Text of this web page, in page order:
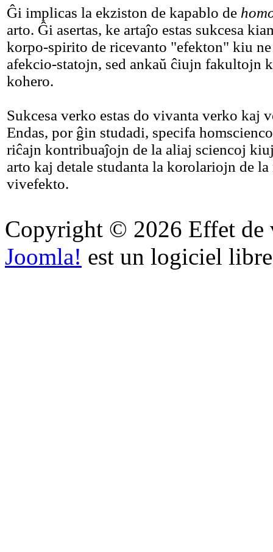
Ĝi implicas la ekziston de kapablo de
arto. Ĝi asertas, ke artaĵo estas sukcesa
korpo-spirito de ricevanto "efekton" kiu
afekcio-statojn, sed ankaŭ ĉiujn fakultojn
kohero.
Sukcesa verko estas do vivanta verko kaj
Endas, por ĝin studadi, specifa
riĉajn kontribuaĵojn de la aliaj sciencoj
arto kaj detale studanta la korolariojn de
vivefekto.
Copyright © 2026 Effet de
Joomla! est un logiciel